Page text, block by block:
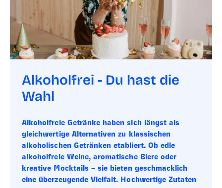
Alkoholfrei - Du hast die
Wahl
Alkoholfreie Getränke haben sich längst als
gleichwertige Alternativen zu klassischen
alkoholischen Getränken etabliert. Ob edle
alkoholfreie Weine, aromatische Biere oder
kreative Mocktails – sie bieten geschmacklich
eine überzeugende Vielfalt. Hochwertige Zutaten